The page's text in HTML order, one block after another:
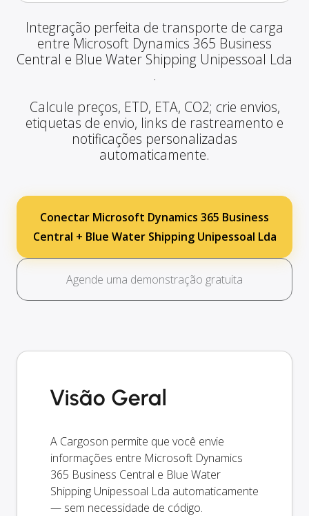
Integração perfeita de transporte de carga
entre Microsoft Dynamics 365 Business
Central e Blue Water Shipping Unipessoal Lda
.
Calcule preços, ETD, ETA, CO2; crie envios,
etiquetas de envio, links de rastreamento e
notificações personalizadas
automaticamente.
Conectar Microsoft Dynamics 365 Business
Central + Blue Water Shipping Unipessoal Lda
Agende uma demonstração gratuita
Visão Geral
A Cargoson permite que você envie
informações entre Microsoft Dynamics
365 Business Central e Blue Water
Shipping Unipessoal Lda automaticamente
— sem necessidade de código.